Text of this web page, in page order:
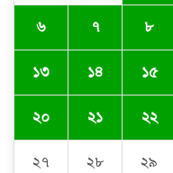
অব
৬ ৭ ৮
১৩ ১৪ ১৫
২০ ২১ ২২
২৭ ২৮ ২৯